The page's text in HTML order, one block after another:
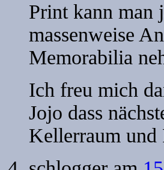
Print kann man
massenweise
Memorabilia
Ich freu mich
Jojo dass
Kellerraum und